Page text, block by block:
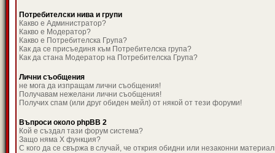
Потребителски нива и групи
Какво е Администратор?
Какво е Модератор?
Какво е Потребителска Група?
Как да се присъединя към Потребителска група?
Как да стана Модератор на Потребителска Група?
Лични съобщения
не мога да изпращам лични съобщения!
Получавам нежелани лични съобщения!
Получих спам (или друг обиден мейл) от някой от тези форуми!
Въпроси около phpBB 2
Кой е създал тази форум система?
Защо няма X функция?
С кого да се свържа в случай, че открия обидни или незаконни